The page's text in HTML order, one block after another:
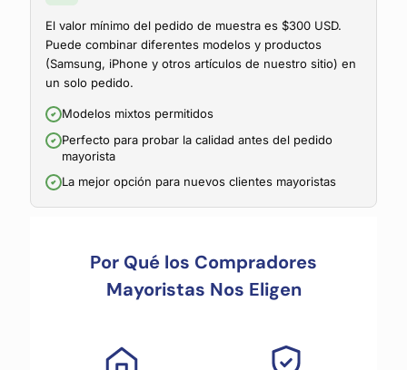
El valor mínimo del pedido de muestra es $300 USD.
Puede combinar diferentes modelos y productos
(Samsung, iPhone y otros artículos de nuestro sitio) en
un solo pedido.
Modelos mixtos permitidos
Perfecto para probar la calidad antes del pedido
mayorista
La mejor opción para nuevos clientes mayoristas
Por Qué los Compradores
Mayoristas Nos Eligen